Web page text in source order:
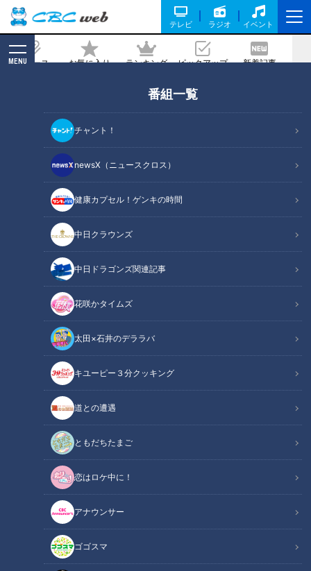
テレビ ラジオ イベント
ニュース お気に入り ランキング ピックアップ 新着記事
MENU
番組一覧
チャント！
newsX（ニュースクロス）
健康カプセル！ゲンキの時間
中日クラウンズ
中日ドラゴンズ関連記事
花咲かタイムズ
太田×石井のデララバ
キユーピー３分クッキング
道との遭遇
ともだちたまご
恋はロケ中に！
アナウンサー
ゴゴスマ
ーピー３分クッキング】
記事に戻る
CBCテレビ：画像『キユーピー3分クッキング』
この記事の画像